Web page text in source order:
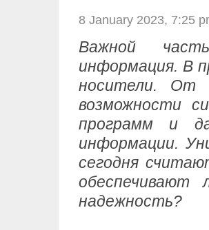
8 January 2023, 7:25
Важной
информация. В
носители. От
возможности
программ и
информации.
сегодня
надежность?